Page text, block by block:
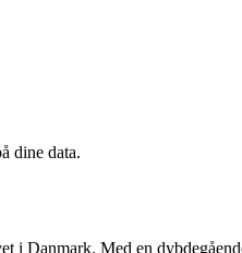
dine data.
i Danmark. Med en